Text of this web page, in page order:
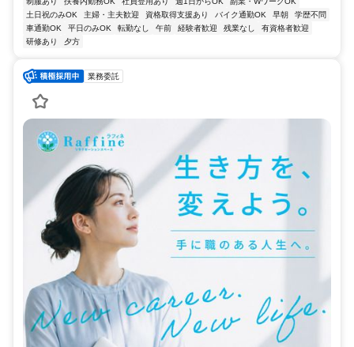
土日祝のみOK
主婦・主夫歓迎 資格取得支援あり バイク通勤OK 早朝
学歴不問
車通勤OK
平日のみOK 転勤なし 午前 経験者歓迎 残業なし
有資格者歓迎
研修あり
夕方
業務委託